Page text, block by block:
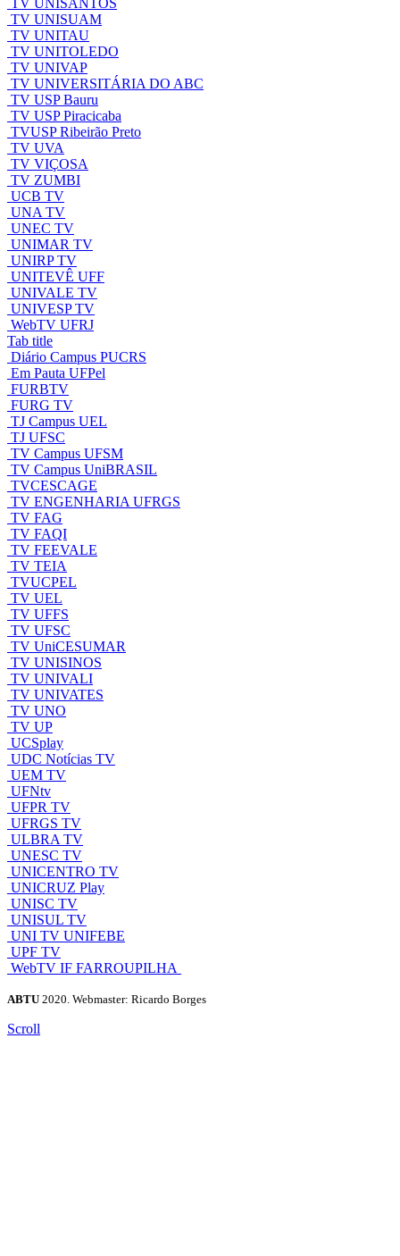
TV UNISANTOS
TV UNISUAM
TV UNITAU
TV UNITOLEDO
TV UNIVAP
TV UNIVERSITÁRIA DO ABC
TV USP Bauru
TV USP Piracicaba
TVUSP Ribeirão Preto
TV UVA
TV VIÇOSA
TV ZUMBI
UCB TV
UNA TV
UNEC TV
UNIMAR TV
UNIRP TV
UNITEVÊ UFF
UNIVALE TV
UNIVESP TV
WebTV UFRJ
Tab title
Diário Campus PUCRS
Em Pauta UFPel
FURBTV
FURG TV
TJ Campus UEL
TJ UFSC
TV Campus UFSM
TV Campus UniBRASIL
TVCESCAGE
TV ENGENHARIA UFRGS
TV FAG
TV FAQI
TV FEEVALE
TV TEIA
TVUCPEL
TV UEL
TV UFFS
TV UFSC
TV UniCESUMAR
TV UNISINOS
TV UNIVALI
TV UNIVATES
TV UNO
TV UP
UCSplay
UDC Notícias TV
UEM TV
UFNtv
UFPR TV
UFRGS TV
ULBRA TV
UNESC TV
UNICENTRO TV
UNICRUZ Play
UNISC TV
UNISUL TV
UNI TV UNIFEBE
UPF TV
WebTV IF FARROUPILHA
ABTU 2020. Webmaster: Ricardo Borges
Scroll